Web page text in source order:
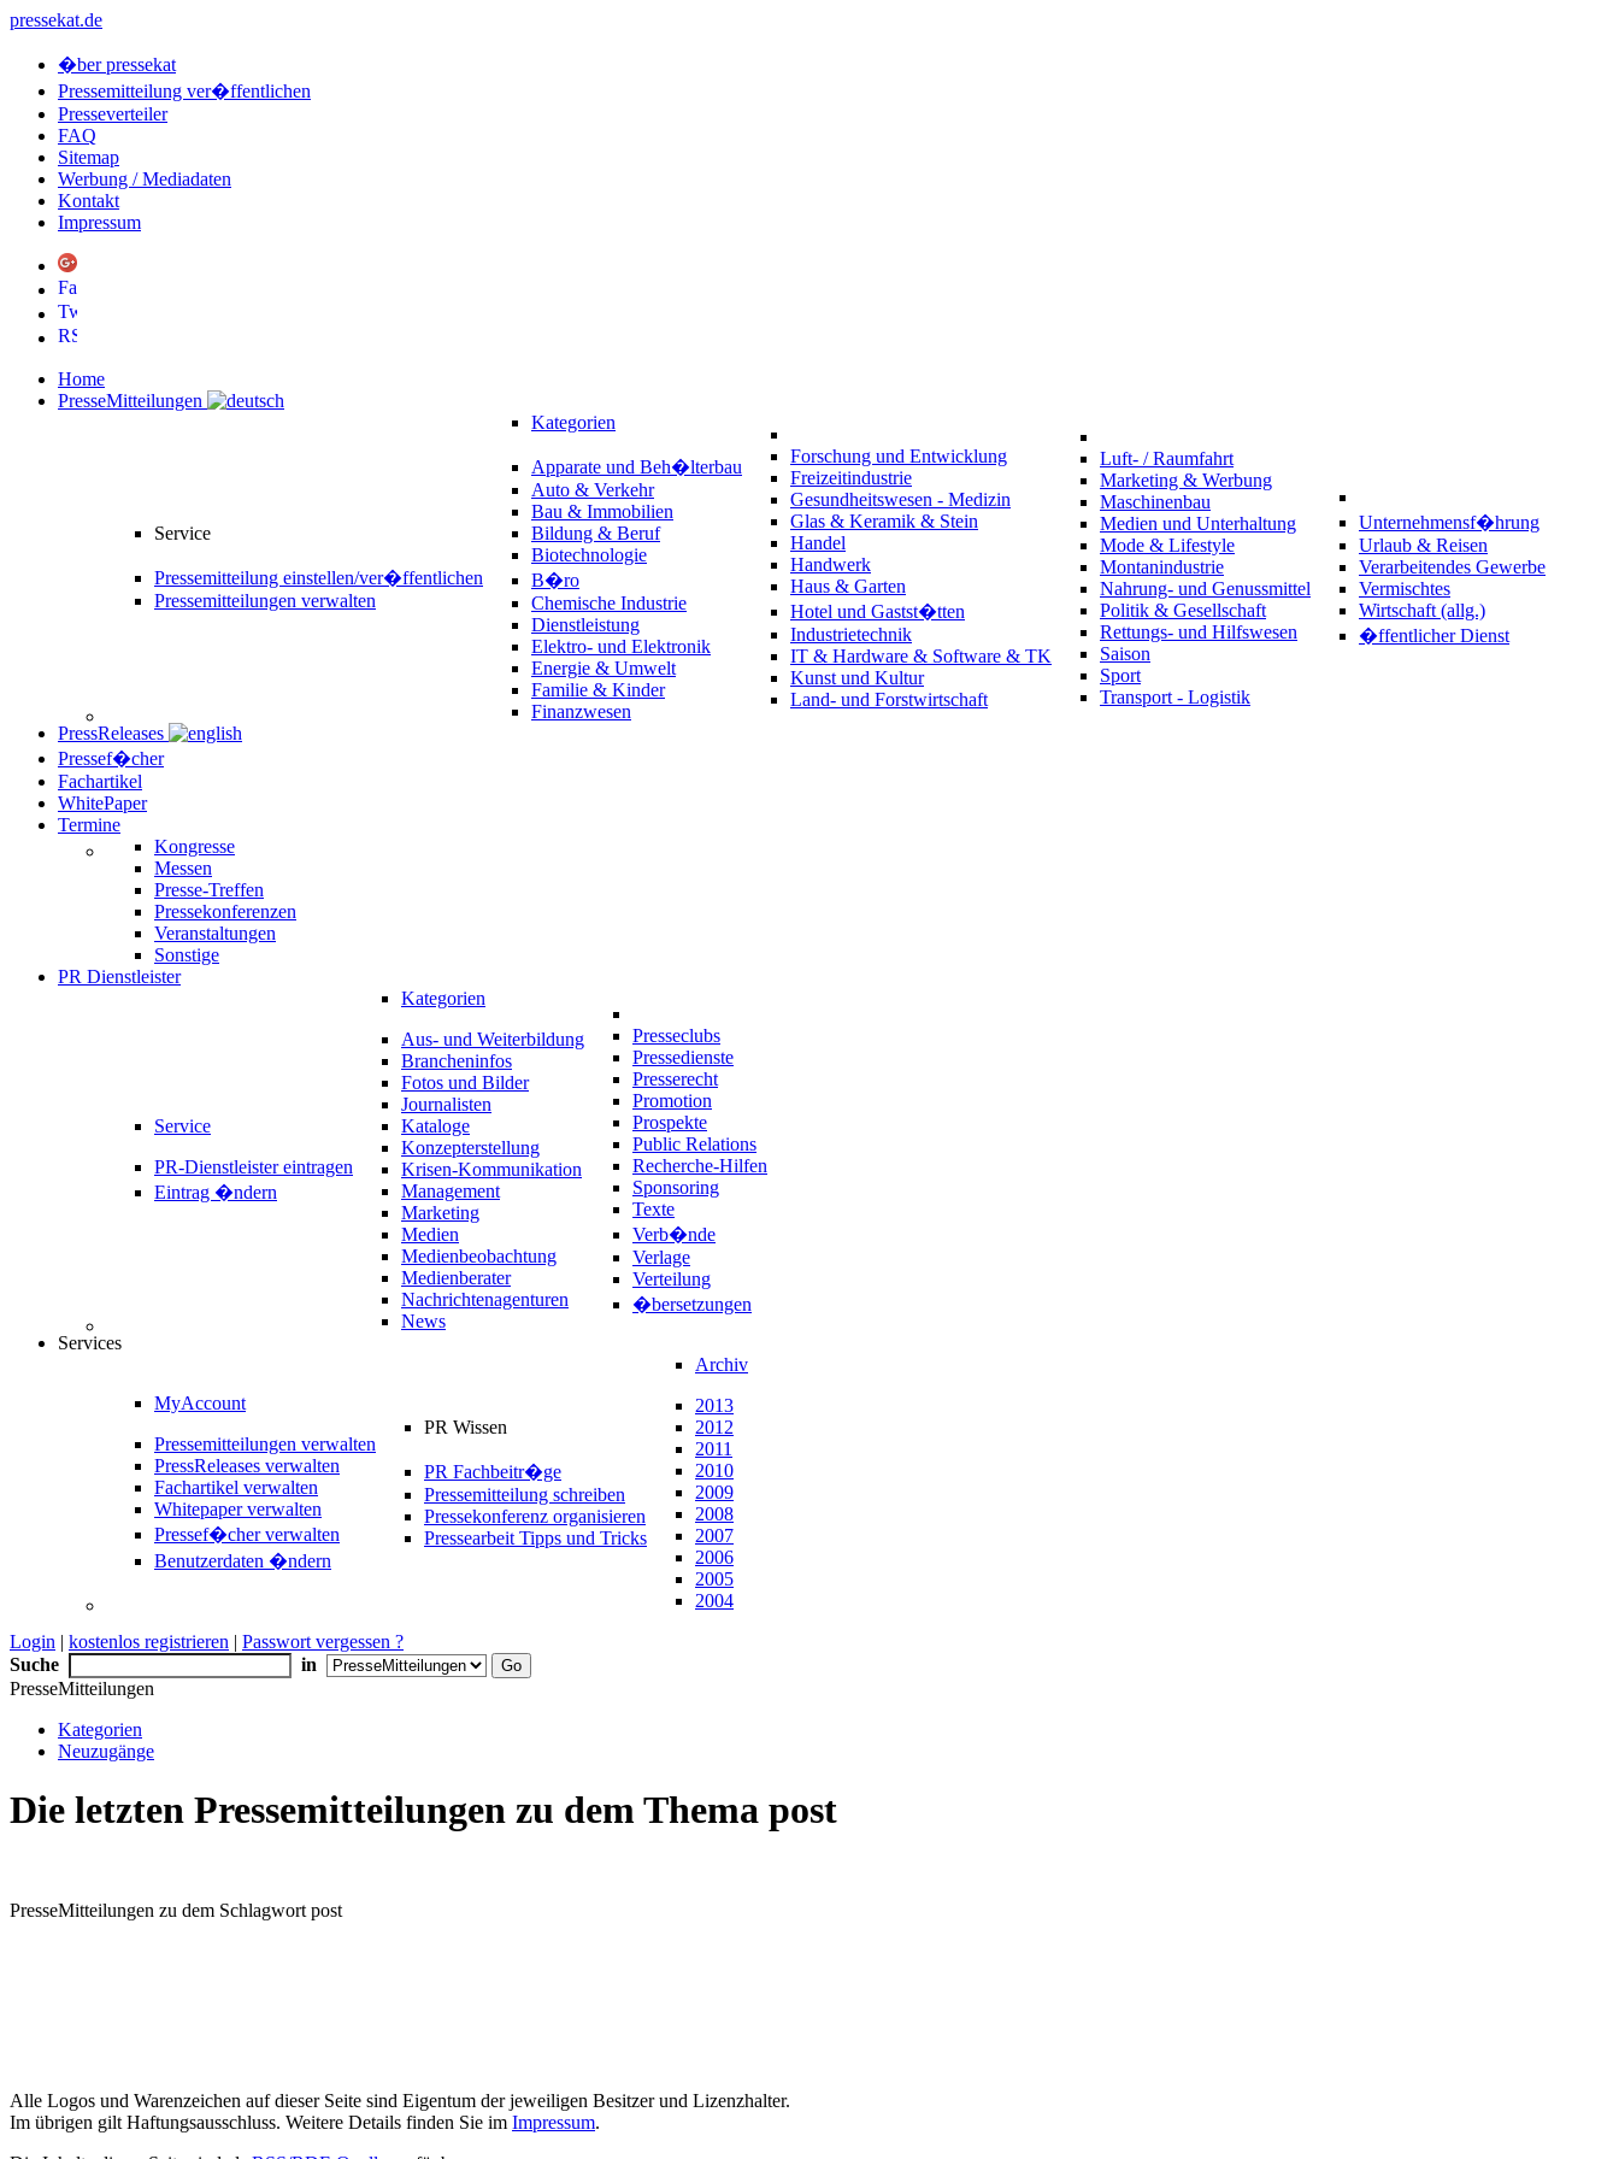
pressekat.de
�ber pressekat
Pressemitteilung ver�ffentlichen
Presseverteiler
FAQ
Sitemap
Werbung / Mediadaten
Kontakt
Impressum
Home
PresseMitteilungen
Service
Pressemitteilung einstellen/ver�ffentlichen
Pressemitteilungen verwalten
Kategorien
Apparate und Beh�lterbau
Auto & Verkehr
Bau & Immobilien
Bildung & Beruf
Biotechnologie
B�ro
Chemische Industrie
Dienstleistung
Elektro- und Elektronik
Energie & Umwelt
Familie & Kinder
Finanzwesen
Forschung und Entwicklung
Freizeitindustrie
Gesundheitswesen - Medizin
Glas & Keramik & Stein
Handel
Handwerk
Haus & Garten
Hotel und Gastst�tten
Industrietechnik
IT & Hardware & Software & TK
Kunst und Kultur
Land- und Forstwirtschaft
Luft- / Raumfahrt
Marketing & Werbung
Maschinenbau
Medien und Unterhaltung
Mode & Lifestyle
Montanindustrie
Nahrung- und Genussmittel
Politik & Gesellschaft
Rettungs- und Hilfswesen
Saison
Sport
Transport - Logistik
Unternehmensf�hrung
Urlaub & Reisen
Verarbeitendes Gewerbe
Vermischtes
Wirtschaft (allg.)
�ffentlicher Dienst
PressReleases
Pressef�cher
Fachartikel
WhitePaper
Termine
Kongresse
Messen
Presse-Treffen
Pressekonferenzen
Veranstaltungen
Sonstige
PR Dienstleister
Service
PR-Dienstleister eintragen
Eintrag �ndern
Kategorien
Aus- und Weiterbildung
Brancheninfos
Fotos und Bilder
Journalisten
Kataloge
Konzepterstellung
Krisen-Kommunikation
Management
Marketing
Medien
Medienbeobachtung
Medienberater
Nachrichtenagenturen
News
Presseclubs
Pressedienste
Presserecht
Promotion
Prospekte
Public Relations
Recherche-Hilfen
Sponsoring
Texte
Verb�nde
Verlage
Verteilung
�bersetzungen
Services
MyAccount
Pressemitteilungen verwalten
PressReleases verwalten
Fachartikel verwalten
Whitepaper verwalten
Pressef�cher verwalten
Benutzerdaten �ndern
PR Wissen
PR Fachbeitr�ge
Pressemitteilung schreiben
Pressekonferenz organisieren
Pressearbeit Tipps und Tricks
Archiv
2013
2012
2011
2010
2009
2008
2007
2006
2005
2004
Login | kostenlos registrieren | Passwort vergessen ?
Suche
in
PresseMitteilungen
Kategorien
Neuzugänge
Die letzten Pressemitteilungen zu dem Thema post
PresseMitteilungen zu dem Schlagwort post
Alle Logos und Warenzeichen auf dieser Seite sind Eigentum der jeweiligen Besitzer und Lizenzhalter.
Im übrigen gilt Haftungsausschluss. Weitere Details finden Sie im Impressum.